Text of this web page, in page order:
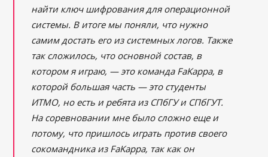
найти ключ шифрования для операционной
системы. В итоге мы поняли, что нужно
самим достать его из системных логов. Также
так сложилось, что основной состав, в
котором я играю, — это команда FaKappa, в
которой большая часть — это студенты
ИТМО, но есть и ребята из СПбГУ и СПбГУТ.
На соревновании мне было сложно еще и
потому, что пришлось играть против своего
сокомандника из FaKappa, так как он